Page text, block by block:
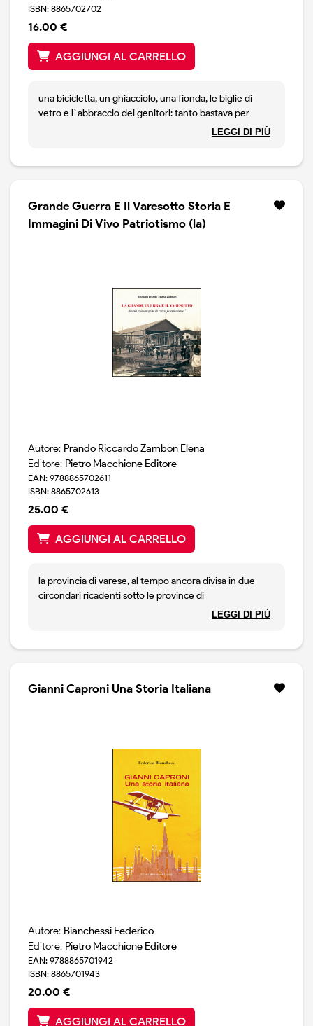
ISBN: 8865702702
16.00 €
AGGIUNGI AL CARRELLO
una bicicletta, un ghiacciolo, una fionda, le biglie di
vetro e l`abbraccio dei genitori: tanto bastava per
essere felici. forse era poco, o forse tantissimo in quel
mai risolti ma che hanno trovato una soluzione
spontanea nell`affetto familiare. un viaggio a ritroso, un
percorso nella memoria di una famiglia italiana, il
LEGGI DI PIÙ
Grande Guerra E Il Varesotto Storia E
Immagini Di Vivo Patriotismo (la)
Autore: Prando Riccardo Zambon Elena
Editore: Pietro Macchione Editore
EAN: 9788865702611
ISBN: 8865702613
25.00 €
AGGIUNGI AL CARRELLO
la provincia di varese, al tempo ancora divisa in due
circondari ricadenti sotto le province di
como(varesotto) e di milano (alto milanese), ancora
vita nelle trincee, molti di piu` furono mobilitati con
ferrea disciplina negli stabilimenti industriali per
anche negli anni successivi, quando tutti i comuni, ma
spesso anche castellanze e frazioni, furono protagonisti
di una straordinaria gara per l`erezione dei monumenti
ai caduti spesso realizzati da scultori e artisti di grande
spicco. le cronache delle inaugurazioni e delle annuali
ricorrenze ci hanno tramandato l`immagine di una
partecipazione popolare che univa e non divideva gli
LEGGI DI PIÙ
Gianni Caproni Una Storia Italiana
Autore: Bianchessi Federico
Editore: Pietro Macchione Editore
EAN: 9788865701942
ISBN: 8865701943
20.00 €
AGGIUNGI AL CARRELLO